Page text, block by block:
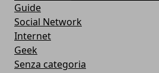
Guide
Social Network
Internet
Geek
Senza categoria